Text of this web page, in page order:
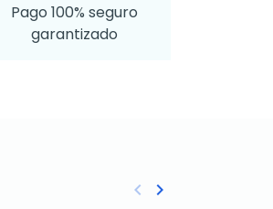
Pago 100% seguro
garantizado
Anterior
keyboard_arrow_left Siguiente
keyboard_arrow_right